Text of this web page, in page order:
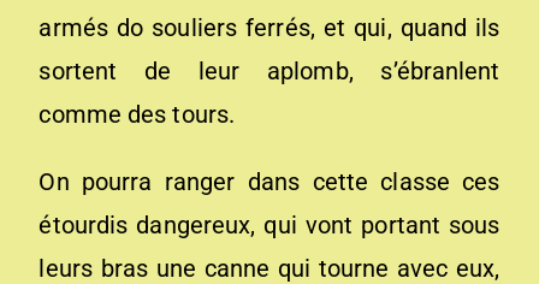
armés do souliers ferrés, et qui, quand ils
sortent de leur aplomb, s’ébranlent
comme des tours.
On pourra ranger dans cette classe ces
étourdis dangereux, qui vont portant sous
leurs bras une canne qui tourne avec eux,